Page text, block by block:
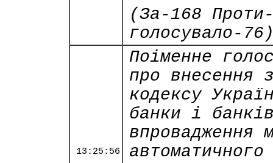
(За-168
голосувало-
13:25:56
Поіменне
про внесення
кодексу
банки і
впровадження